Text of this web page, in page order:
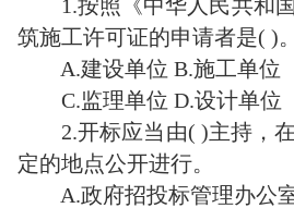
1.按照《中华人民共和国
筑施工许可证的申请者是( )。
A.建设单位 B.施工单位
C.监理单位 D.设计单位
2.开标应当由( )主持，在
定的地点公开进行。
A.政府招投标管理办公室